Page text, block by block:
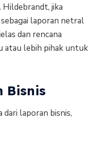
jika
laporan netral
dan rencana
atau lebih pihak untuk
Bisnis
dari laporan bisnis,